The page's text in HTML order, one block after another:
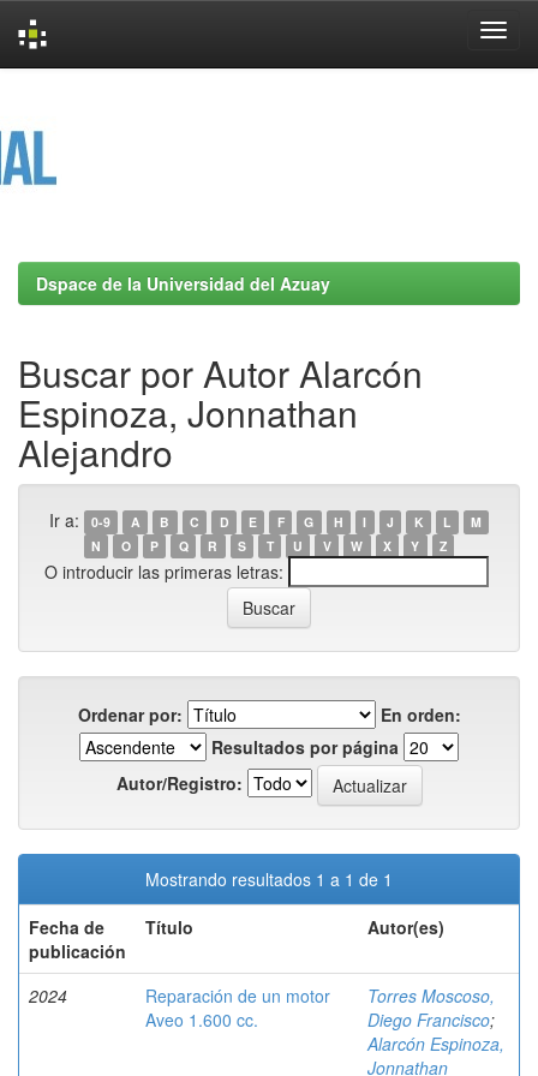
Dspace de la Universidad del Azuay
Buscar por Autor Alarcón
Espinoza, Jonnathan
Alejandro
Ir a: 0-9 A B C D E F G H I J K L
M
N
O P Q R S T U V W X Y Z
O introducir las primeras letras:
Ordenar por:
En orden:
Resultados por página
Autor/Registro:
Mostrando resultados 1 a 1 de 1
Fecha de
publicación
Título Autor(es)
2024
Reparación de un motor
Aveo 1.600 cc.
Torres Moscoso,
Diego Francisco;
Alarcón Espinoza,
Jonnathan